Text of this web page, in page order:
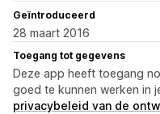
Geïntroduceerd
28 maart 2016
Toegang tot gegevens
Deze app heeft toegang
goed te kunnen werken in
privacybeleid van de